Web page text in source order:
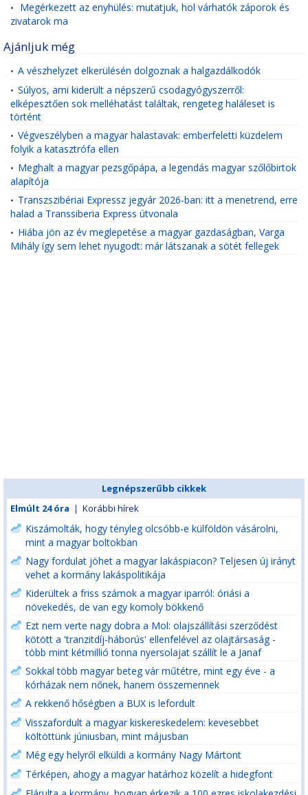
• Megérkezett az enyhülés: mutatjuk, hol várhatók záporok és
zivatarok ma
Ajánljuk még
• A vészhelyzet elkerülésén dolgoznak a halgazdálkodók
• Súlyos, ami kiderült a népszerű csodagyógyszerről:
elképesztően sok melléhatást találtak, rengeteg haláleset is
történt
• Végveszélyben a magyar halastavak: emberfeletti küzdelem
folyik a katasztrófa ellen
• Meghalt a magyar pezsgőpápa, a legendás magyar szőlőbirtok
alapítója
• Transzszibériai Expressz jegyár 2026-ban: itt a menetrend, erre
halad a Transsiberia Express útvonala
• Hiába jön az év meglepetése a magyar gazdaságban, Varga
Mihály így sem lehet nyugodt: már látszanak a sötét fellegek
Legnépszerűbb cikkek
Elmúlt 24 óra | Korábbi hírek
Kiszámolták, hogy tényleg olcsóbb-e külföldön vásárolni,
mint a magyar boltokban
Nagy fordulat jöhet a magyar lakáspiacon? Teljesen új irányt
vehet a kormány lakáspolitikája
Kiderültek a friss számok a magyar iparról: óriási a
növekedés, de van egy komoly bökkenő
Ezt nem verte nagy dobra a Mol: olajszállítási szerződést
kötött a 'tranzitdíj-háborús' ellenfelével az olajtársaság -
több mint kétmillió tonna nyersolajat szállít le a Janaf
Sokkal több magyar beteg vár műtétre, mint egy éve - a
kórházak nem nőnek, hanem összemennek
A rekkenő hőségben a BUX is lefordult
Visszafordult a magyar kiskereskedelem: kevesebbet
költöttünk júniusban, mint májusban
Még egy helyről elküldi a kormány Nagy Mártont
Térképen, ahogy a magyar határhoz közelít a hidegfont